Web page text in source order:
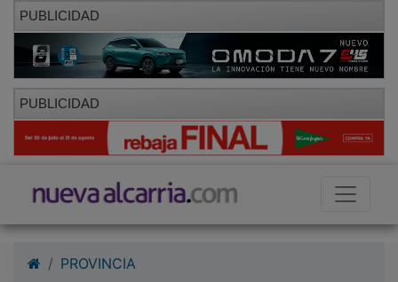
PUBLICIDAD
PUBLICIDAD